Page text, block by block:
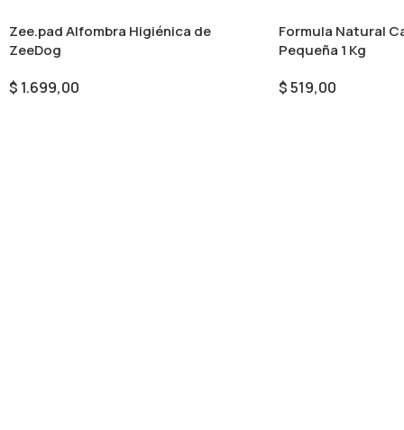
Zee.pad Alfombra Higiénica de
ZeeDog
$ 1.699,00
Formula Natural
Pequeña 1 Kg
$519,00